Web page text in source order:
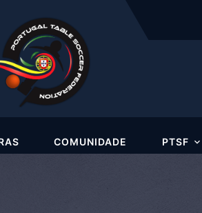
DE PESCA LOCAL)
COMUNIDADE PTSF